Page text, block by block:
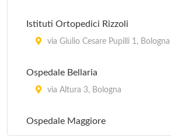
Istituti Ortopedici Rizzoli
via Giulio Cesare Pupilli 1, Bologna
Ospedale Bellaria
via Altura 3, Bologna
Ospedale Maggiore